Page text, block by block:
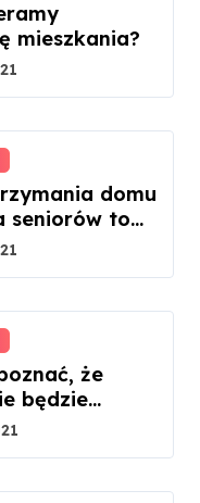
mieszkania?
domu
seniorów to
że
będzie
tylko